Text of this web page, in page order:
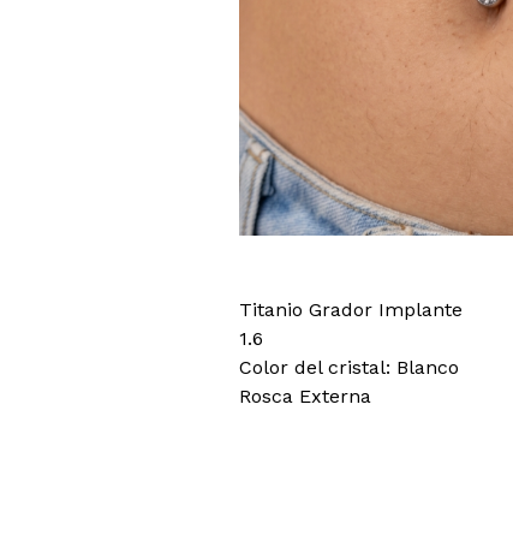
Titanio Grador Implante
1.6
Color del cristal: Blanco
Rosca Externa